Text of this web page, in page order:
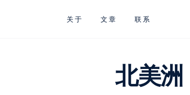
关于 文章 联系
北美洲